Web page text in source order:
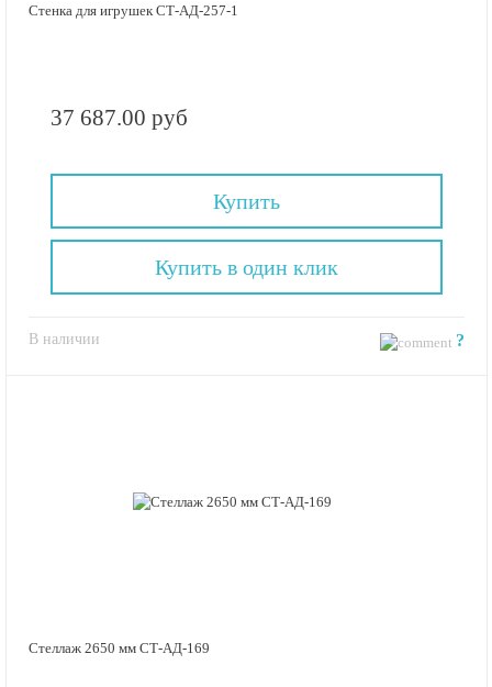
Стенка для игрушек СТ-АД-257-1
37 687.00 руб
Купить
В наличии ?
Купить в один клик
Стеллаж 2650 мм СТ-АД-169